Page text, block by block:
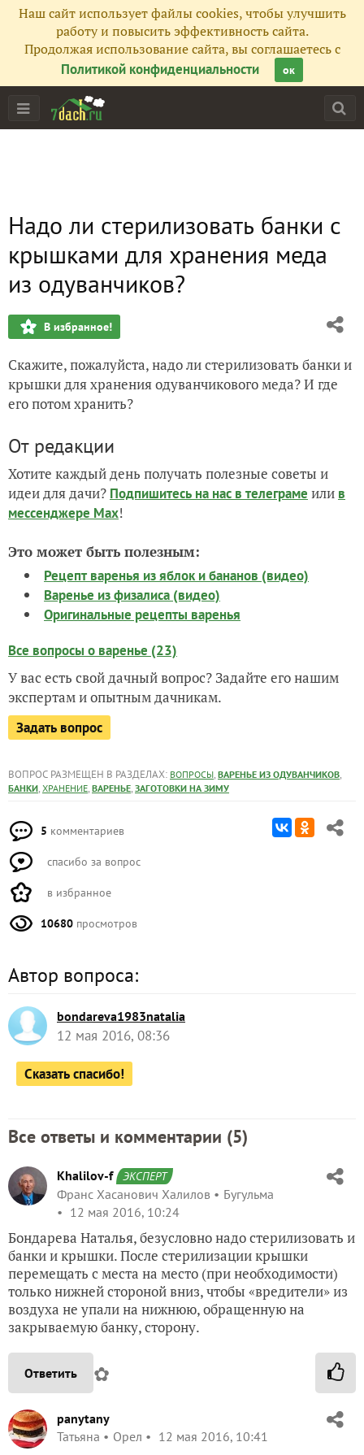
Наш сайт использует файлы cookies, чтобы улучшить
работу и повысить эффективность сайта.
Продолжая использование сайта, вы соглашаетесь с
Политикой конфиденциальности
ок
Надо ли стерилизовать банки с
крышками для хранения меда
из одуванчиков?
В избранное!
Скажите, пожалуйста, надо ли стерилизовать банки и
крышки для хранения одуванчикового меда? И где
его потом хранить?
От редакции
Хотите каждый день получать полезные советы и
идеи для дачи? Подпишитесь на нас в телеграме или в
мессенджере Max!
Это может быть полезным:
Рецепт варенья из яблок и бананов (видео)
Варенье из физалиса (видео)
Оригинальные рецепты варенья
Все вопросы о варенье (23)
У вас есть свой дачный вопрос? Задайте его нашим
экспертам и опытным дачникам.
Задать вопрос
ВОПРОС РАЗМЕЩЕН В РАЗДЕЛАХ: ВОПРОСЫ, ВАРЕНЬЕ ИЗ ОДУВАНЧИКОВ,
БАНКИ, ХРАНЕНИЕ, ВАРЕНЬЕ, ЗАГОТОВКИ НА ЗИМУ
5 комментариев
спасибо за вопрос
в избранное
10680 просмотров
Автор вопроса:
bondareva1983natalia
12 мая 2016, 08:36
Сказать спасибо!
Все ответы и комментарии (5)
Khalilov-f ЭКСПЕРТ
Франс Хасанович Халилов
Бугульма
12 мая 2016, 10:24
Бондарева Наталья, безусловно надо стерилизовать и
банки и крышки. После стерилизации крышки
перемещать с места на место (при необходимости)
только нижней стороной вниз, чтобы «вредители» из
воздуха не упали на нижнюю, обращенную на
закрываемую банку, сторону.
Ответить ✿
panytany
Татьяна
Орел 12 мая 2016, 10:41